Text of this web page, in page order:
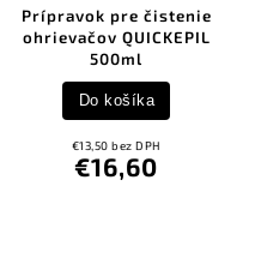
Prípravok pre čistenie
ohrievačov QUICKEPIL
500ml
€13,50 bez DPH
€16,60
Do košíka